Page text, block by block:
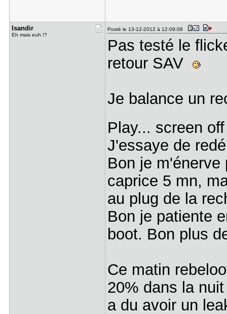
Isandir
Eh mais euh !?
Posté le 13-12-2012 à 12:09:08
Pas testé le
retour SAV
Je balance un
Play... screen
J'essaye de
Bon je
caprice 5 mn,
au plug de la
Bon je patiente
boot. Bon plus
Ce matin
20% dans la
a du avoir un